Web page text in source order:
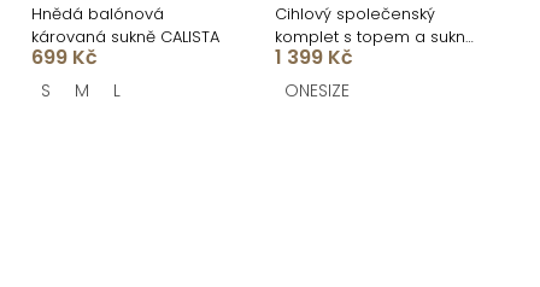
Hnědá balónová
károvaná sukně CALISTA
699 Kč
S M L
Cihlový společenský
komplet s topem a sukní
BERND
1 399 Kč
ONESIZE